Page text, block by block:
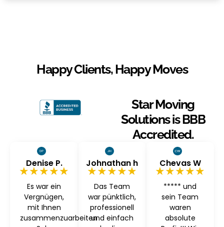
Happy Clients, Happy Moves
Star Moving
Solutions is BBB
Accredited.
Denise P.
★★★★★
Es war ein
Vergnügen,
mit Ihnen
zusammenzuarbeiten
Johnathan h
★★★★★
Das Team
war pünktlich,
professionell
und einfach
Chevas W
★★★★★
***** und
sein Team
waren
absolute